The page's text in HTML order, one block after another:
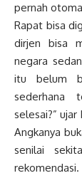
pernah
Rapat bisa
dirjen bisa
negara
itu belum
sederhana
selesai?” ujar
Angkanya
senilai